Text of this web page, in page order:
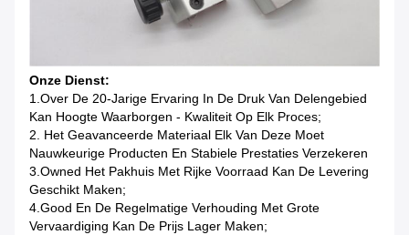
Onze Dienst:
1.Over De 20-Jarige Ervaring In De Druk Van Delengebied
Kan Hoogte Waarborgen - Kwaliteit Op Elk Proces;
2. Het Geavanceerde Materiaal Elk Van Deze Moet
Nauwkeurige Producten En Stabiele Prestaties Verzekeren
3.Owned Het Pakhuis Met Rijke Voorraad Kan De Levering
Geschikt Maken;
4.Good En De Regelmatige Verhouding Met Grote
Vervaardiging Kan De Prijs Lager Maken;